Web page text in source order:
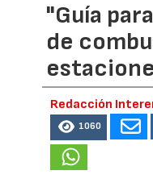
"Guía
de
Redacción
1060